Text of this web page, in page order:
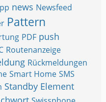
news Newsfeed
Pattern
PDF push
Routenanzeige
Rückmeldungen
Smart Home SMS
Standby Element